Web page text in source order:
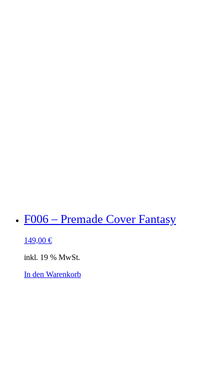
F006 – Premade Cover Fantasy
149,00 €
inkl. 19 % MwSt.
In den Warenkorb